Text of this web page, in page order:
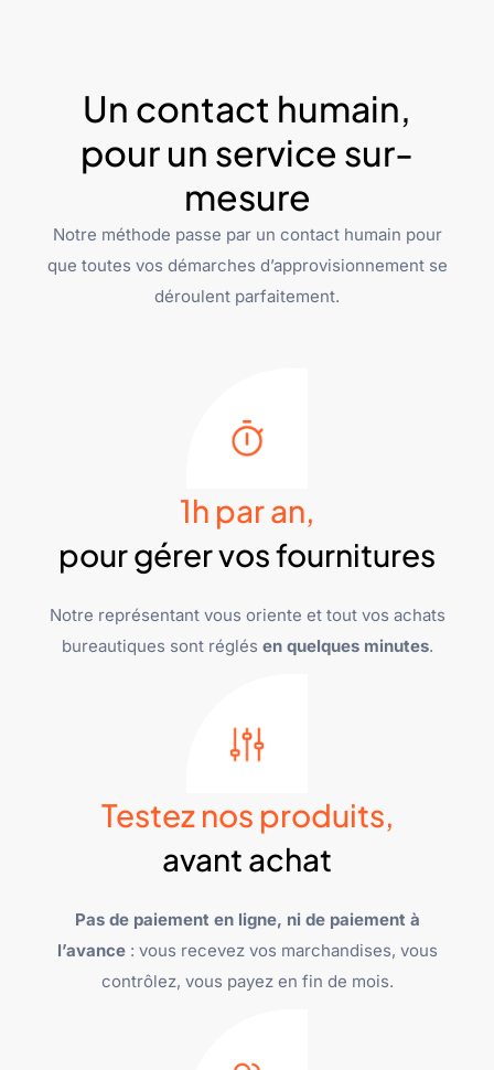
Un contact humain,
pour un service sur-
mesure
Notre méthode passe par un contact humain pour
que toutes vos démarches d’approvisionnement se
déroulent parfaitement.
1h par an,
pour gérer vos fournitures
Notre représentant vous oriente et tout vos achats
bureautiques sont réglés en quelques minutes.
Testez nos produits,
avant achat
Pas de paiement en ligne, ni de paiement à
l’avance: vous recevez vos marchandises, vous
contrôlez, vous payez en fin de mois.